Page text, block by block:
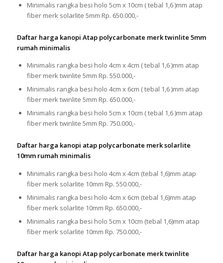
Minimalis rangka besi holo 5cm x 10cm ( tebal 1,6 )mm atap
fiber merk solarlite 5mm Rp. 650.000,-
Daftar harga kanopi Atap polycarbonate merk twinlite 5mm
rumah minimalis
Minimalis rangka besi holo 4cm x 4cm ( tebal 1,6 )mm atap
fiber merk twinlite 5mm Rp. 550.000,-
Minimalis rangka besi holo 4cm x 6cm ( tebal 1,6 )mm atap
fiber merk twinlite 5mm Rp. 650.000,-
Minimalis rangka besi holo 5cm x 10cm ( tebal 1,6 )mm atap
fiber merk twinlite 5mm Rp. 750.000,-
Daftar harga kanopi atap polycarbonate merk solarlite
10mm rumah minimalis
Minimalis rangka besi holo 4cm x 4cm (tebal 1,6)mm atap
fiber merk solarlite 10mm Rp. 550.000,-
Minimalis rangka besi holo 4cm x 6cm (tebal 1,6)mm atap
fiber merk solarlite 10mm Rp. 650.000,-
Minimalis rangka besi holo 5cm x 10cm (tebal 1,6)mm atap
fiber merk solarlite 10mm Rp. 750.000,-
Daftar harga kanopi Atap polycarbonate merk twinlite